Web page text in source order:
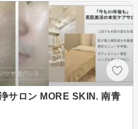
サロン MORE SKIN. 南青